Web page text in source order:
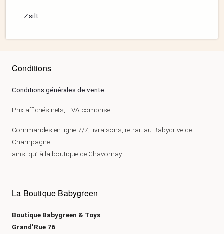
Zsilt
Conditions
Conditions générales de vente
Prix affichés nets, TVA comprise.
Commandes en ligne 7/7, livraisons, retrait au Babydrive de
Champagne
ainsi qu’ à la boutique de Chavornay
La Boutique Babygreen
Boutique Babygreen & Toys
Grand’Rue 76